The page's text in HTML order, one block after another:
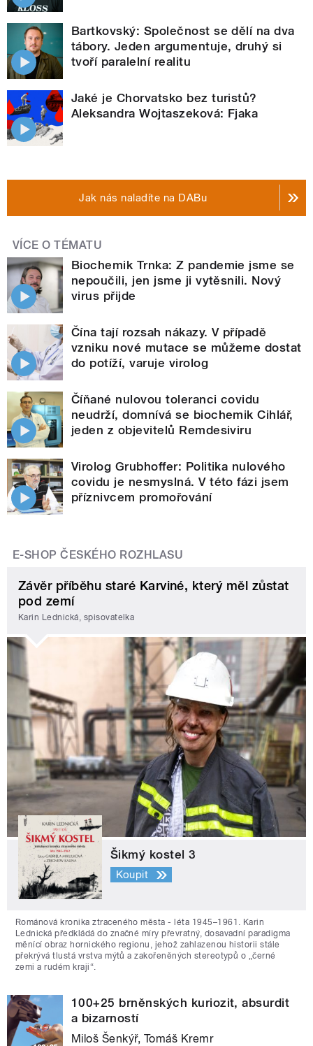
Bartkovský: Společnost se dělí na dva
tábory. Jeden argumentuje, druhý si
tvoří paralelní realitu
Jaké je Chorvatsko bez turistů?
Aleksandra Wojtaszeková: Fjaka
Jak nás naladíte na DABu
VÍCE O TÉMATU
Biochemik Trnka: Z pandemie jsme se
nepoučili, jen jsme ji vytěsnili. Nový
virus přijde
Čína tají rozsah nákazy. V případě
vzniku nové mutace se můžeme dostat
do potíží, varuje virolog
Číňané nulovou toleranci covidu
neudrží, domnívá se biochemik Cihlář,
jeden z objevitelů Remdesiviru
Virolog Grubhoffer: Politika nulového
covidu je nesmyslná. V této fázi jsem
příznivcem promořování
E-SHOP ČESKÉHO ROZHLASU
Závěr příběhu staré Karviné, který měl zůstat
pod zemí
Karin Lednická, spisovatelka
Šikmý kostel 3
Koupit
Románová kronika ztraceného města - léta 1945–1961. Karin
Lednická předkládá do značné míry převratný, dosavadní paradigma
měnící obraz hornického regionu, jehož zahlazenou historii stále
překrývá tlustá vrstva mýtů a zakořeněných stereotypů o „černé
zemi a rudém kraji“.
100+25 brněnských kuriozit, absurdit
a bizarností
Miloš Šenkýř, Tomáš Kremr